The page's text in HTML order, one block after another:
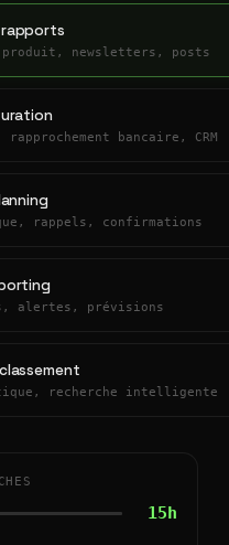
produit, newsletters, posts
bancaire, CRM
rappels, confirmations
alertes, prévisions
recherche intelligente
15h